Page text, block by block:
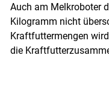
Auch am Melkroboter
Kilogramm nicht
Kraftfuttermengen
die